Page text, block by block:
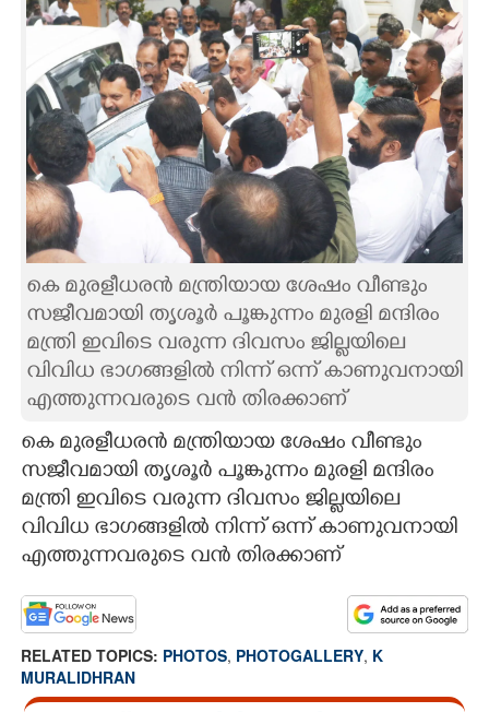
SPIRITUAL
INFO+
ART
ASTRO
CARTOONS
LITERATURE
ZOOM
കെ മുരളീധരൻ മന്ത്രിയായ ശേഷം വീണ്ടും
സജീവമായി തൃശൂർ പൂങ്കുന്നം മുരളി മന്ദിരം
മന്ത്രി ഇവിടെ വരുന്ന ദിവസം ജില്ലയിലെ
വിവിധ ഭാഗങ്ങളിൽ നിന്ന് ഒന്ന് കാണുവനായി
എത്തുന്നവരുടെ വൻ തിരക്കാണ്
കെ മുരളീധരൻ മന്ത്രിയായ ശേഷം വീണ്ടും
സജീവമായി തൃശൂർ പൂങ്കുന്നം മുരളി മന്ദിരം
മന്ത്രി ഇവിടെ വരുന്ന ദിവസം ജില്ലയിലെ
വിവിധ ഭാഗങ്ങളിൽ നിന്ന് ഒന്ന് കാണുവനായി
എത്തുന്നവരുടെ വൻ തിരക്കാണ്
RELATED TOPICS: PHOTOS, PHOTOGALLERY, K
MURALIDHRAN